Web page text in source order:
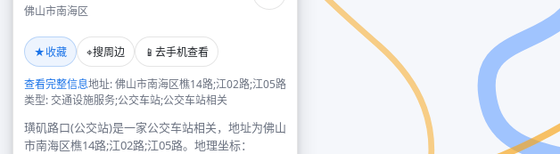
佛山市南海区
★收藏 ⌖搜周边 📱 去手机查看
查看完整信息地址: 佛山市南海区樵14路;江02路;江05路
类型: 交通设施服务;公交车站;公交车站相关
璜矶路口(公交站)是一家公交车站相关，地址为佛山
市南海区樵14路;江02路;江05路。地理坐标：